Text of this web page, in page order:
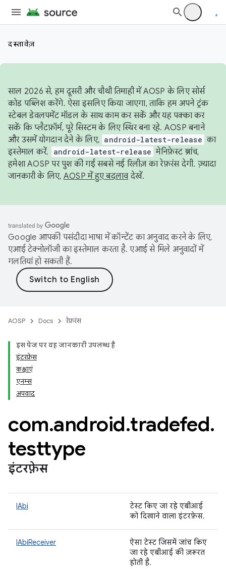
दस्तावेज़
साल 2026 से, हम दूसरी और चौथी तिमाही में AOSP के लिए सोर्स
कोड पब्लिश करेंगे. ऐसा इसलिए किया जाएगा, ताकि हम अपने ट्रंक
स्टेबल डेवलपमेंट मॉडल के साथ काम कर सकें और यह पक्का कर
सकें कि प्लैटफ़ॉर्म, पूरे सिस्टम के लिए स्थिर बना रहे. AOSP बनाने
और उसमें योगदान देने के लिए, android-latest-release का
इस्तेमाल करें.
android-latest-release मेनिफ़ेस्ट ब्रांच,
हमेशा AOSP पर पुश की गई सबसे नई रिलीज़ का रेफ़रंस देगी. ज़्यादा
जानकारी के लिए, AOSP में हुए बदलावदेखें.
Google आपकी पसंदीदा भाषा में कॉन्टेंट का अनुवाद करने के लिए,
एआई टेक्नोलॉजी का इस्तेमाल करता है. एआई से मिले अनुवादों में
गलतियां हो सकती हैं.
AOSP Docs रेफ़रंस
इस पेज पर, यह जानकारी उपलब्ध है
इंटरफ़ेस
कक्षाएं
एनम्स
अपवाद
com.android.tradefed.
testtype
इंटरफ़ेस
IAbi
टेस्ट किए जा रहे एबीआई
को दिखाने वाला इंटरफ़ेस.
IAbiReceiver
ऐसा टेस्ट जिसमें जांच किए
जा रहे एबीआई की ज़रूरत
होती है.